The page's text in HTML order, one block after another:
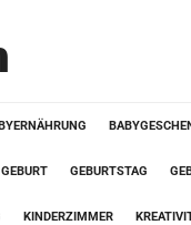
GEBURT GEBURTSTAG
KINDERZIMMER